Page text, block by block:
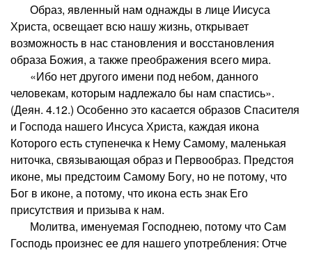
Образ, явленный нам однажды в лице Иисуса
Христа, освещает всю нашу жизнь, открывает
возможность в нас становления и восстановления
образа Божия, а также преображения всего мира.
«Ибо нет другого имени под небом, данного
человекам, которым надлежало бы нам спастись».
(Деян. 4.12.) Особенно это касается образов Спасителя
и Господа нашего Инсуса Христа, каждая икона
Которого есть ступенечка к Нему Самому, маленькая
ниточка, связывающая образ и Первообраз. Предстоя
иконе, мы предстоим Самому Богу, но не потому, что
Бог в иконе, а потому, что икона есть знак Его
присутствия и призыва к нам.
Молитва, именуемая Господнею, потому что Сам
Господь произнес ее для нашего употребления: Отче